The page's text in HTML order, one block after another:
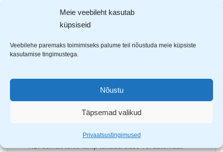
Meie veebileht kasutab
küpsiseid
Veebilehe paremaks toimimiseks palume teil nõustuda meie küpsiste
kasutamise tingimustega.
Nõustu
Täpsemad valikud
Privaatsustingimused
Valgustugevus 190 luumenit
Sensor töötab 90° nurga all
Funktsioonid: sisselülitatud/automaatne/väljalülitatud
Mõõdud: 80x80x30mm
Riputuskonks, paigalduseks kruvide augud